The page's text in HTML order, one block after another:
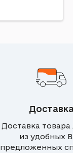
Доставка
из удобных
предложенных